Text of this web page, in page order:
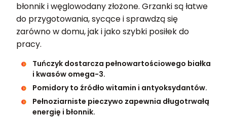
błonnik i węglowodany złożone. Grzanki są łatwe
do przygotowania, sycące i sprawdzą się
zarówno w domu, jak i jako szybki posiłek do
pracy.
Tuńczyk dostarcza pełnowartościowego białka
i kwasów omega-3.
Pomidory to źródło witamin i antyoksydantów.
Pełnoziarniste pieczywo zapewnia długotrwałą
energię i błonnik.